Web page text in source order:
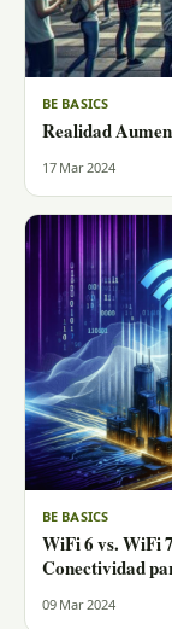
BE BASICS
Realidad
17 Mar 2024
BE BASICS
WiFi 6 vs. WiFi
Conectividad
09 Mar 2024